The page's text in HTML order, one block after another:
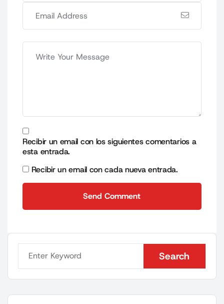
Recibir un email con los siguientes comentarios a
esta entrada.
Recibir un email con cada nueva entrada.
Send Comment
Search
Search